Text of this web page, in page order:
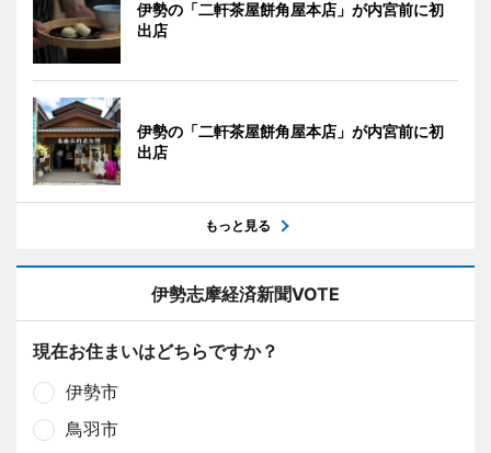
伊勢の「二軒茶屋餅角屋本店」が内宮前に初
出店
伊勢の「二軒茶屋餅角屋本店」が内宮前に初
出店
もっと見る
伊勢志摩経済新聞VOTE
現在お住まいはどちらですか？
伊勢市
鳥羽市